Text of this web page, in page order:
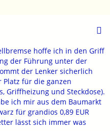
hoffe ich in den Griff
der Führung unter der
der Lenker sicherlich
für die ganzen
Griffheizung und Steckdose).
ich mir aus dem Baumarkt
für grandios 0,89 EUR
lässt sich immer was